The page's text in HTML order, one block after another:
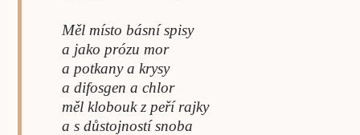
Měl místo básní spisy
a jako prózu mor
a potkany a krysy
a difosgen a chlor
měl klobouk z peří rajky
a s důstojností snoba